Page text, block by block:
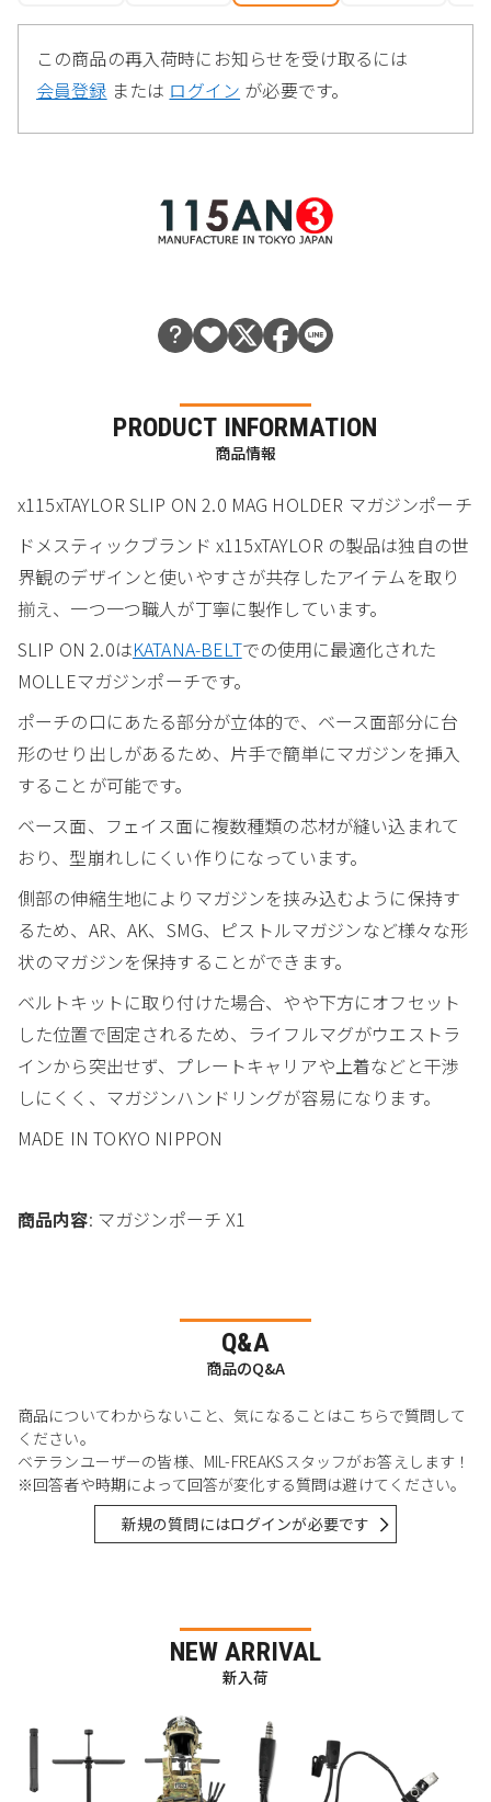
この商品の再入荷時にお知らせを受け取るには
会員登録 または ログイン が必要です。
PRODUCT INFORMATION
商品情報
x115xTAYLOR SLIP ON 2.0 MAG HOLDER マガジンポーチ
ドメスティックブランド x115xTAYLOR の製品は独自の世
界観のデザインと使いやすさが共存したアイテムを取り
揃え、一つ一つ職人が丁寧に製作しています。
SLIP ON 2.0はKATANA-BELTでの使用に最適化された
MOLLEマガジンポーチです。
ポーチの口にあたる部分が立体的で、ベース面部分に台
形のせり出しがあるため、片手で簡単にマガジンを挿入
することが可能です。
ベース面、フェイス面に複数種類の芯材が縫い込まれて
おり、型崩れしにくい作りになっています。
側部の伸縮生地によりマガジンを挟み込むように保持す
るため、AR、AK、SMG、ピストルマガジンなど様々な形
状のマガジンを保持することができます。
ベルトキットに取り付けた場合、やや下方にオフセット
した位置で固定されるため、ライフルマグがウエストラ
インから突出せず、プレートキャリアや上着などと干渉
しにくく、マガジンハンドリングが容易になります。
MADE IN TOKYO NIPPON
商品内容: マガジンポーチ X1
Q&A
商品のQ&A
商品についてわからないこと、気になることはこちらで質問して
ください。
ベテランユーザーの皆様、MIL-FREAKSスタッフがお答えします！
※回答者や時期によって回答が変化する質問は避けてください。
新規の質問にはログインが必要です
NEW ARRIVAL
新入荷